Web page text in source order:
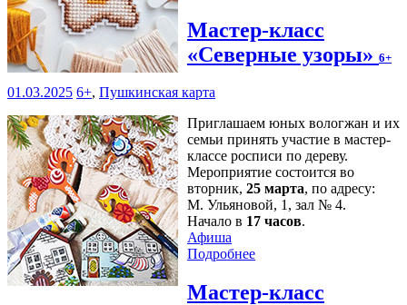
Мастер-класс
«Северные узоры» 6+
01.03.2025 6+, Пушкинская карта
Приглашаем юных вологжан и их
семьи принять участие в мастер-
классе росписи по дереву.
Мероприятие состоится во
вторник, 25 марта, по адресу:
М. Ульяновой, 1, зал № 4.
Начало в 17 часов.
Афиша
Подробнее
Мастер-класс